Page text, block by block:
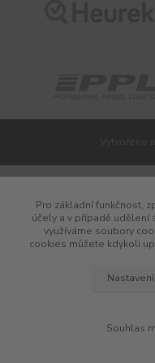
Pro základní funkčnost,
účely a v případě udělení
využíváme soubory
cookies můžete kdykoli
Nastavení
Souhlas